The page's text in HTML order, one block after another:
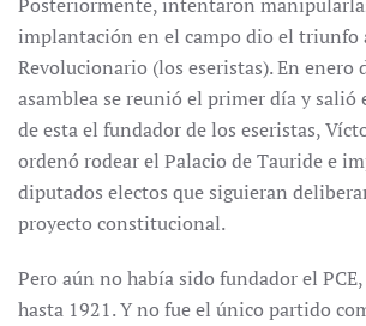
implantación en el campo dio el triunfo
Revolucionario (los eseristas). En enero
asamblea se reunió el primer día y salió
de esta el fundador de los eseristas,
ordenó rodear el Palacio de Tauride e
diputados electos que siguieran
proyecto constitucional.
Pero aún no había sido fundador el
hasta 1921. Y no fue el único partido